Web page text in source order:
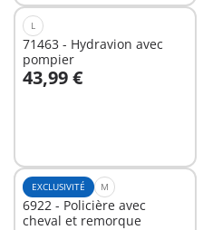
L
71463 - Hydravion avec
pompier
43,99 €
Au panier
EXCLUSIVITÉ M
6922 - Policière avec
cheval et remorque